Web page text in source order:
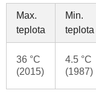
Max.
teplota
Min.
teplota
36 °C
(2015)
4.5 °C
(1987)